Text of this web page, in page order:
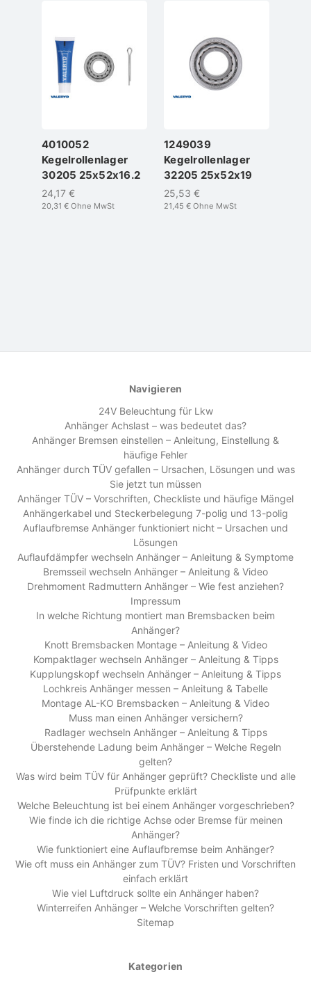
4010052
Kegelrollenlager
30205 25x52x16.2
24,17 €
20,31 € Ohne MwSt
1249039
Kegelrollenlager
32205 25x52x19
25,53 €
21,45 € Ohne MwSt
Navigieren
24V Beleuchtung für Lkw
Anhänger Achslast – was bedeutet das?
Anhänger Bremsen einstellen – Anleitung, Einstellung &
häufige Fehler
Anhänger durch TÜV gefallen – Ursachen, Lösungen und was
Sie jetzt tun müssen
Anhänger TÜV – Vorschriften, Checkliste und häufige Mängel
Anhängerkabel und Steckerbelegung 7-polig und 13-polig
Auflaufbremse Anhänger funktioniert nicht – Ursachen und
Lösungen
Auflaufdämpfer wechseln Anhänger – Anleitung & Symptome
Bremsseil wechseln Anhänger – Anleitung & Video
Drehmoment Radmuttern Anhänger – Wie fest anziehen?
Impressum
In welche Richtung montiert man Bremsbacken beim
Anhänger?
Knott Bremsbacken Montage – Anleitung & Video
Kompaktlager wechseln Anhänger – Anleitung & Tipps
Kupplungskopf wechseln Anhänger – Anleitung & Tipps
Lochkreis Anhänger messen – Anleitung & Tabelle
Montage AL-KO Bremsbacken – Anleitung & Video
Muss man einen Anhänger versichern?
Radlager wechseln Anhänger – Anleitung & Tipps
Überstehende Ladung beim Anhänger – Welche Regeln
gelten?
Was wird beim TÜV für Anhänger geprüft? Checkliste und alle
Prüfpunkte erklärt
Welche Beleuchtung ist bei einem Anhänger vorgeschrieben?
Wie finde ich die richtige Achse oder Bremse für meinen
Anhänger?
Wie funktioniert eine Auflaufbremse beim Anhänger?
Wie oft muss ein Anhänger zum TÜV? Fristen und Vorschriften
einfach erklärt
Wie viel Luftdruck sollte ein Anhänger haben?
Winterreifen Anhänger – Welche Vorschriften gelten?
Sitemap
Kategorien